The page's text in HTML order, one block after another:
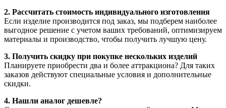
2. Рассчитать стоимость индивидуального изготовления
Если изделие производится под заказ, мы подберем наиболее
выгодное решение с учетом ваших требований, оптимизируем
материалы и производство, чтобы получить лучшую цену.
3. Получить скидку при покупке нескольких изделий
Планируете приобрести два и более аттракциона? Для таких
заказов действуют специальные условия и дополнительные
скидки.
4. Нашли аналог дешевле?